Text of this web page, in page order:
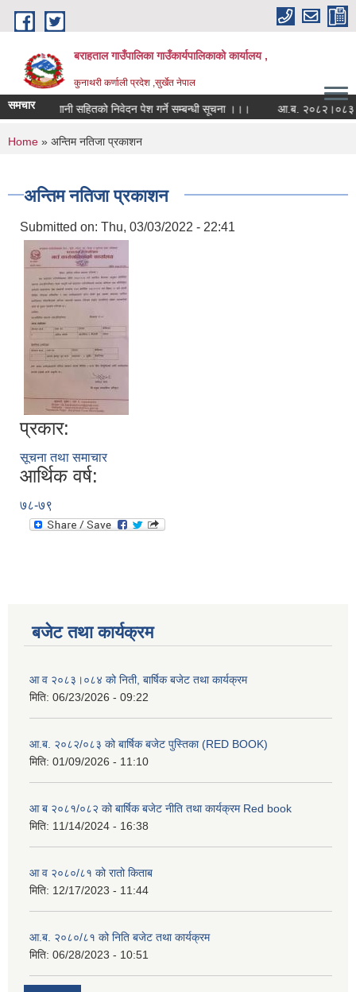
Skip to main content
बराहताल गाउँपालिका गाउँकार्यपालिकाको कार्यालय ,
कुनाथरी कर्णाली प्रदेश ,सुर्खेत नेपाल
समचारसह-लगानी सहितको निवेदन पेश गर्ने सम्बन्धी सूचना ।।। आ.ब. २०८२।०८३ को
You are here
Home » अन्तिम नतिजा प्रकाशन
अन्तिम नतिजा प्रकाशन
Submitted on: Thu, 03/03/2022 - 22:41
प्रकार:
सूचना तथा समाचार
आर्थिक वर्ष:
७८-७९
बजेट तथा कार्यक्रम
आ व २०८३।०८४ को निती, बार्षिक बजेट तथा कार्यक्रम
मिति: 06/23/2026 - 09:22
आ.ब. २०८२/०८३ को बार्षिक बजेट पुस्तिका (RED BOOK)
मिति: 01/09/2026 - 11:10
आ ब २०८१/०८२ को बार्षिक बजेट नीति तथा कार्यक्रम Red book
मिति: 11/14/2024 - 16:38
आ व २०८०/८१ को रातो किताब
मिति: 12/17/2023 - 11:44
आ.ब. २०८०/८१ को निति बजेट तथा कार्यक्रम
मिति: 06/28/2023 - 10:51